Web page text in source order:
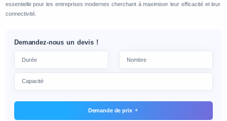
essentielle pour les entreprises modernes cherchant à maximiser leur efficacité et leur
connectivité.
Demandez-nous un devis !
Demande de prix